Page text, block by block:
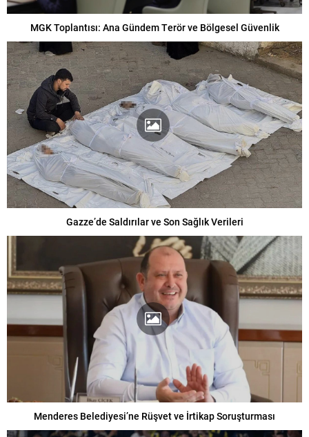
MGK Toplantısı: Ana Gündem Terör ve Bölgesel Güvenlik
Gazze’de Saldırılar ve Son Sağlık Verileri
Menderes Belediyesi’ne Rüşvet ve İrtikap Soruşturması